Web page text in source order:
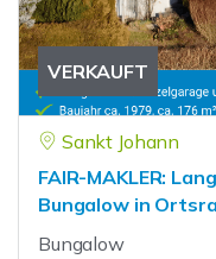
VERKAUFT
Sankt Johann
FAIR-MAKLER:
Bungalow in
Bungalow